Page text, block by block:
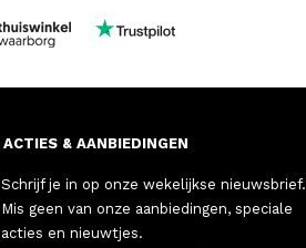
ACTIES & AANBIEDINGEN
Schrijf je in op onze wekelijkse nieuwsbrief.
Mis geen van onze aanbiedingen, speciale
acties en nieuwtjes.